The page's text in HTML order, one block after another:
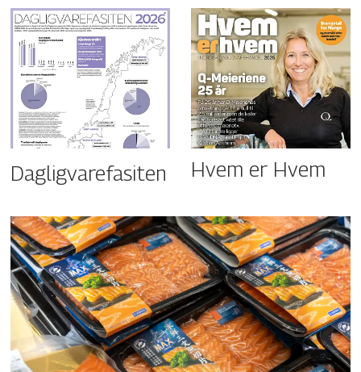
Dagligvarefasiten Hvem er Hvem